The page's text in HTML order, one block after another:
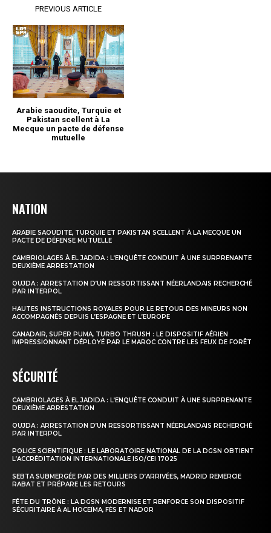
NATION
ARABIE SAOUDITE, TURQUIE ET PAKISTAN SCELLENT À LA MECQUE UN
PACTE DE DÉFENSE MUTUELLE
CAMBRIOLAGES À EL JADIDA : L’ENQUÊTE CONDUIT À UNE SURPRENANTE
DEUXIÈME ARRESTATION
OUJDA : ARRESTATION D’UN RESSORTISSANT NÉERLANDAIS RECHERCHÉ
PAR INTERPOL
HAUTES INSTRUCTIONS ROYALES POUR LE RETOUR DES MINEURS NON
ACCOMPAGNÉS DEPUIS L’ESPAGNE ET L’EUROPE
CANADAIR, SUPER PUMA, TURBO THRUSH : LE DISPOSITIF AÉRIEN
IMPRESSIONNANT DÉPLOYÉ PAR LE MAROC CONTRE LES FEUX DE FORÊT
SÉCURITÉ
CAMBRIOLAGES À EL JADIDA : L’ENQUÊTE CONDUIT À UNE SURPRENANTE
DEUXIÈME ARRESTATION
OUJDA : ARRESTATION D’UN RESSORTISSANT NÉERLANDAIS RECHERCHÉ
PAR INTERPOL
POLICE SCIENTIFIQUE : LE LABORATOIRE NATIONAL DE LA DGSN OBTIENT
L’ACCRÉDITATION INTERNATIONALE ISO/CEI 17025
SEBTA SUBMERGÉE PAR DES MILLIERS D’ARRIVÉES, MADRID REMERCIE
RABAT ET PRÉPARE LES RETOURS
FÊTE DU TRÔNE : LA DGSN MODERNISE ET RENFORCE SON DISPOSITIF
SÉCURITAIRE À AL HOCEÏMA, FÈS ET NADOR